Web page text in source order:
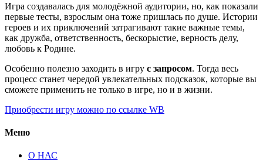
Игра создавалась для молодёжной аудитории, но, как показали
первые тесты, взрослым она тоже пришлась по душе. Истории
героев и их приключений затрагивают такие важные темы,
как дружба, ответственность, бескорыстие, верность делу,
любовь к Родине.
Особенно полезно заходить в игру с запросом. Тогда весь
процесс станет чередой увлекательных подсказок, которые вы
сможете применить не только в игре, но и в жизни.
Приобрести игру можно по ссылке WB
Меню
О НАС